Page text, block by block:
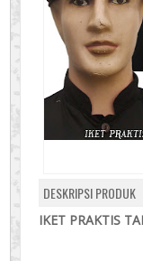
DESKRIPSI PRODUK
IKET PRAKTIS